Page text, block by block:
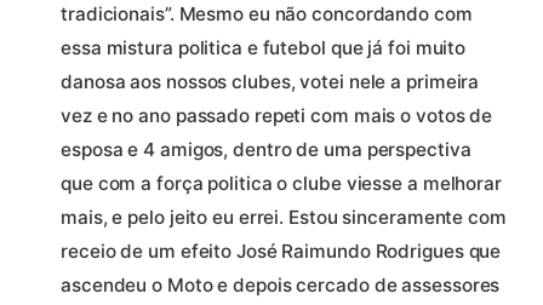
tradicionais”. Mesmo eu não concordando com
essa mistura politica e futebol que já foi muito
danosa aos nossos clubes, votei nele a primeira
vez e no ano passado repeti com mais o votos de
esposa e 4 amigos, dentro de uma perspectiva
que com a força politica o clube viesse a melhorar
mais, e pelo jeito eu errei. Estou sinceramente com
receio de um efeito José Raimundo Rodrigues que
ascendeu o Moto e depois cercado de assessores